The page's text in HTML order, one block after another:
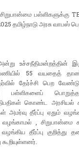
பள்ளிகளுக்கு
தமிழ்நாடு அரசு வாபஸ்
உச்சநீதிமன்றத்தின்
55 வயதைத்
தேர்ச்சி பெற
பள்ளிகளைப்
கொண்ட அரசியல்
அமர்வு தீர்ப்பு ஏதும்
, சிறுபான்மை
தீர்ப்பு குறித்து